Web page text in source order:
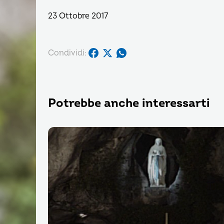
23 Ottobre 2017
Condividi:
Potrebbe anche interessarti